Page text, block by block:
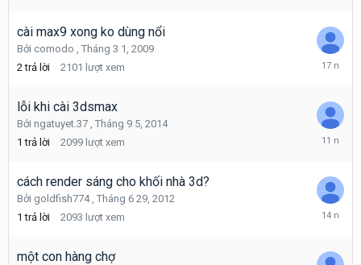
2014
cài max9 xong ko dùng nổi
Bởi comodo , Tháng 3 1, 2009
2 trả lời 2101 lượt xem
Tháng
2009
lỗi khi cài 3dsmax
Bởi ngatuyet.37 , Tháng 9 5, 2014
1 trả lời 2099 lượt xem
Tháng
2014
cách render sáng cho khối nhà 3d?
Bởi goldfish774, Tháng 6 29, 2012
1 trả lời 2093 lượt xem
Tháng
2012
một con hàng chợ